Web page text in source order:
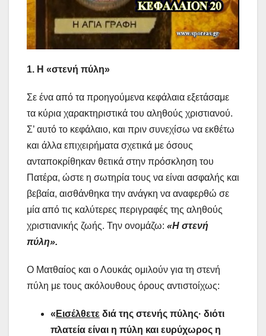
1. Η «στενή πύλη»
Σε ένα από τα προηγούμενα κεφάλαια εξετάσαμε
τα κύρια χαρακτηριστικά του αληθούς χριστιανού.
Σ’ αυτό το κεφάλαιο, και πριν συνεχίσω να εκθέτω
και άλλα επιχειρήματα σχετικά με όσους
ανταποκρίθηκαν θετικά στην πρόσκληση του
Πατέρα, ώστε η σωτηρία τους να είναι ασφαλής και
βεβαία, αισθάνθηκα την ανάγκη να αναφερθώ σε
μία από τις καλύτερες περιγραφές της αληθούς
χριστιανικής ζωής. Την ονομάζω: «Η στενή
πύλη».
Ο Ματθαίος και ο Λουκάς ομιλούν για τη στενή
πύλη με τους ακόλουθους όρους αντιστοίχως:
« Εισέλθετε διά της στενής πύλης· διότι
πλατεία είναι η πύλη και ευρύχωρος η